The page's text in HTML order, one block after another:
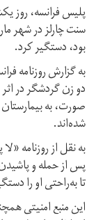
سنت چارلز در شهر
بود، دستگیر کرد.
دو زن گردشگر در
صورت، به
شده‌اند.
به نقل از روزنامه
پس از حمله و
تا به‌راحتی او را
این منبع امنیتی